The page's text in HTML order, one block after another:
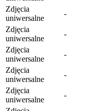
Zdjęcia
uniwersalne
-
Zdjęcia
uniwersalne
-
Zdjęcia
uniwersalne
-
Zdjęcia
uniwersalne
-
Zdjęcia
uniwersalne
-